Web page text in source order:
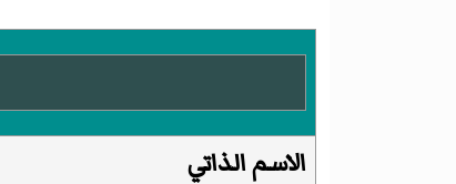
الاسم الذاتي